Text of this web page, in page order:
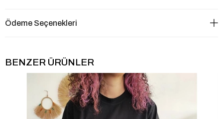
Ödeme Seçenekleri
BENZER ÜRÜNLER